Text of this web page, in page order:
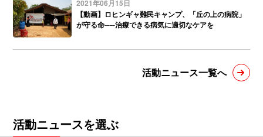
2021年06月15日
【動画】ロヒンギャ難民キャンプ、「丘の上の病院」
が守る命──治療できる病気に適切なケアを
活動ニュース一覧へ
活動ニュースを選ぶ